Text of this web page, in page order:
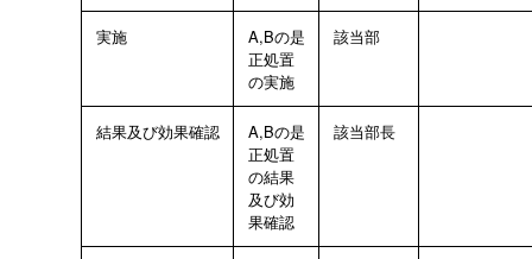
実施
A,Bの是
正処置
の実施
該当部
結果及び効果確認
A,Bの是
正処置
の結果
及び効
果確認
該当部長